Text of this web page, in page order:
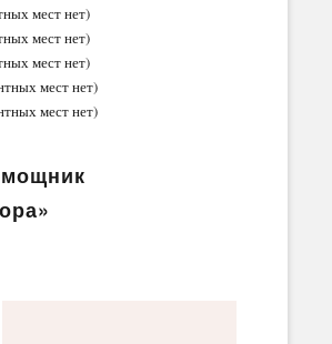
мест нет)
мест нет)
мест нет)
мест нет)
мест нет)